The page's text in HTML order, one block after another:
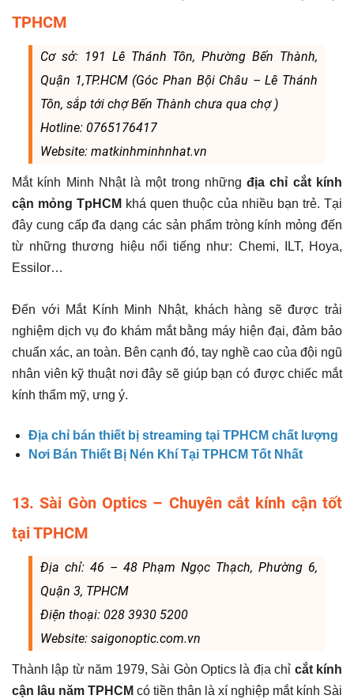
TPHCM
Cơ sở: 191 Lê Thánh Tôn, Phường Bến Thành,
Quận 1,TP.HCM (Góc Phan Bội Châu – Lê Thánh
Tôn, sắp tới chợ Bến Thành chưa qua chợ )
Hotline: 0765176417
Website: matkinhminhnhat.vn
Mắt kính Minh Nhật là một trong nhữngđịa chỉ cắt kính
cận mỏng TpHCM khá quen thuộc của nhiều bạn trẻ. Tại
đây cung cấp đa dạng các sản phẩm tròng kính mỏng đến
từ những thương hiệu nổi tiếng như: Chemi, ILT, Hoya,
Essilor…
Đến với Mắt Kính Minh Nhật, khách hàng sẽ được trải
nghiệm dịch vụ đo khám mắt bằng máy hiện đại, đảm bảo
chuẩn xác, an toàn. Bên cạnh đó, tay nghề cao của đội ngũ
nhân viên kỹ thuật nơi đây sẽ giúp bạn có được chiếc mắt
kính thẩm mỹ, ưng ý.
Địa chỉ bán thiết bị streaming tại TPHCM chất lượng
Nơi Bán Thiết Bị Nén Khí Tại TPHCM Tốt Nhất
13. Sài Gòn Optics – Chuyên cắt kính cận tốt
tại TPHCM
Địa chỉ: 46 – 48 Phạm Ngọc Thạch, Phường 6,
Quận 3, TPHCM
Điện thoại: 028 3930 5200
Website: saigonoptic.com.vn
Thành lập từ năm 1979, Sài Gòn Optics là địa chỉ cắt kính
cận lâu năm TPHCM có tiền thân là xí nghiệp mắt kính Sài